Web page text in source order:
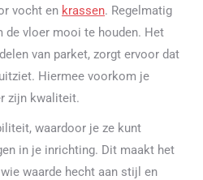
vocht en krassen. Regelmatig
de vloer mooi te houden. Het
van parket, zorgt ervoor dat
Hiermee voorkom je
zijn kwaliteit.
waardoor je ze kunt
in je inrichting. Dit maakt het
waarde hecht aan stijl en